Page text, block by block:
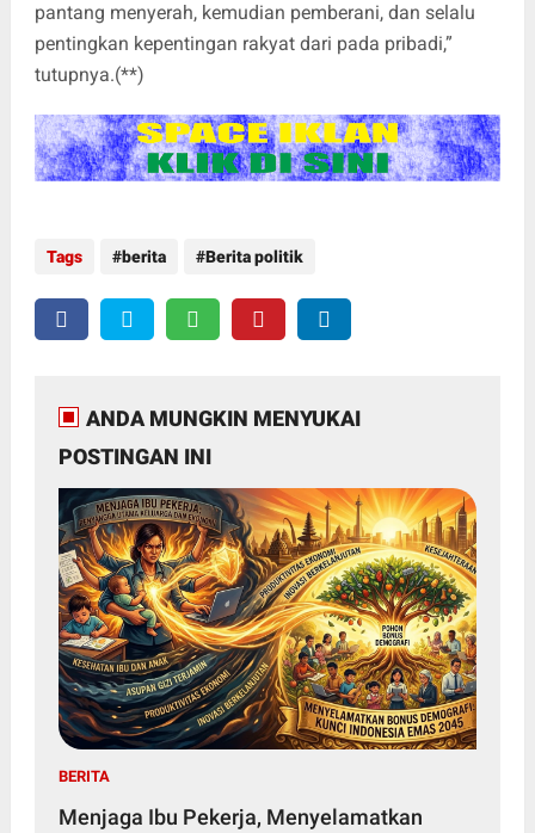
pantang menyerah, kemudian pemberani, dan selalu
pentingkan kepentingan rakyat dari pada pribadi,”
tutupnya.(**)
Tags berita Berita politik
ANDA MUNGKIN MENYUKAI
POSTINGAN INI
BERITA
Menjaga Ibu Pekerja, Menyelamatkan